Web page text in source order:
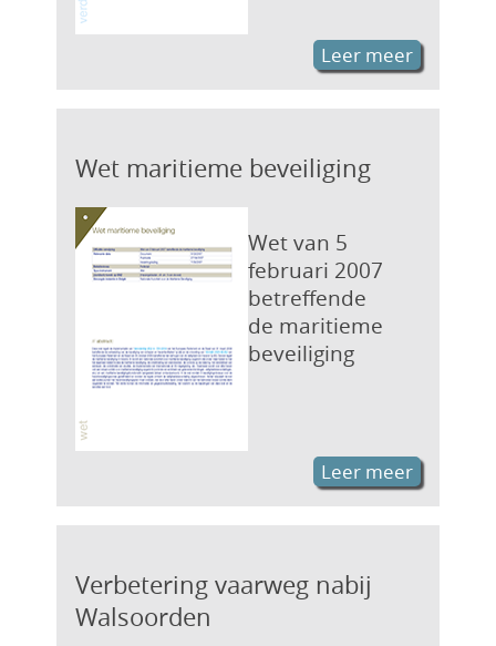
Leer meer
Wet maritieme beveiliging
Wet van 5
februari 2007
betreffende
de maritieme
beveiliging
Leer meer
Verbetering vaarweg nabij
Walsoorden